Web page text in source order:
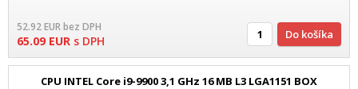
52.92EURbez DPH
65.09 EUR s DPH Do košíka
CPU INTEL Core i9-9900 3,1 GHz 16 MB L3 LGA1151 BOX